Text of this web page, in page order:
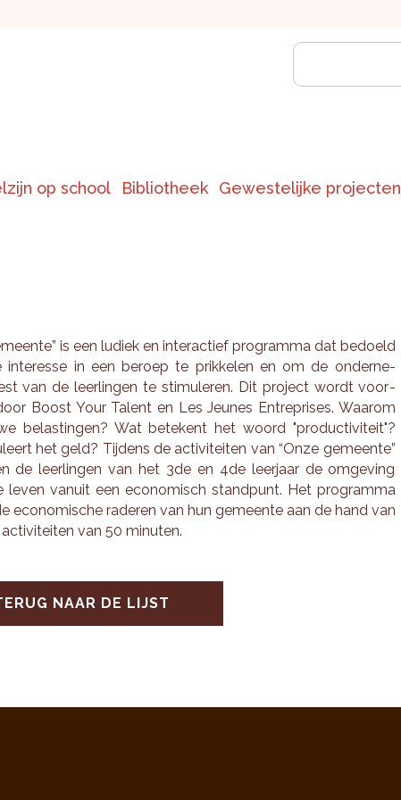
op school Bibliotheek Gewestelijke projecten
is een lu­diek en in­ter­ac­tief pro­gram­ma dat be­doeld
in­te­res­se in een be­roep te prik­ke­len en om de on­der­ne­
van de leer­lin­gen te sti­mu­le­ren. Dit pro­ject wordt voor­
Boost Your Ta­lent en Les Jeu­nes En­tre­pri­ses. Waar­om
be­las­tin­gen? Wat be­te­kent het woord "pro­duc­ti­vi­teit"?
het geld? Tij­dens de ac­ti­vi­tei­ten van “Onze ge­meen­te”
de leer­lin­gen van het 3de en 4de leer­jaar de om­ge­ving
leven van­uit een eco­no­misch stand­punt. Het pro­gram­ma
eco­no­mi­sche ra­de­ren van hun ge­meen­te aan de hand van
van 50 mi­nu­ten.
NAAR DE LIJST